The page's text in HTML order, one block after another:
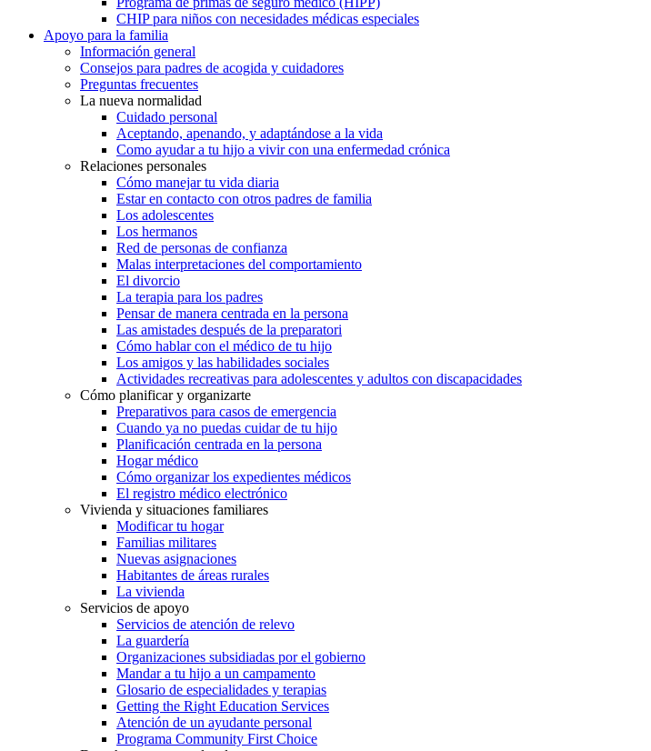
CHIP para niños con necesidades médicas especiales
Apoyo para la familia
Información general
Consejos para padres de acogida y cuidadores
Preguntas frecuentes
La nueva normalidad
Cuidado personal
Aceptando, apenando, y adaptándose a la vida
Como ayudar a tu hijo a vivir con una enfermedad crónica
Relaciones personales
Cómo manejar tu vida diaria
Estar en contacto con otros padres de familia
Los adolescentes
Los hermanos
Red de personas de confianza
Malas interpretaciones del comportamiento
El divorcio
La terapia para los padres
Pensar de manera centrada en la persona
Las amistades después de la preparatori
Cómo hablar con el médico de tu hijo
Los amigos y las habilidades sociales
Actividades recreativas para adolescentes y adultos con discapacidades
Cómo planificar y organizarte
Preparativos para casos de emergencia
Cuando ya no puedas cuidar de tu hijo
Planificación centrada en la persona
Hogar médico
Cómo organizar los expedientes médicos
El registro médico electrónico
Vivienda y situaciones familiares
Modificar tu hogar
Familias militares
Nuevas asignaciones
Habitantes de áreas rurales
La vivienda
Servicios de apoyo
Servicios de atención de relevo
La guardería
Organizaciones subsidiadas por el gobierno
Mandar a tu hijo a un campamento
Glosario de especialidades y terapias
Getting the Right Education Services
Atención de un ayudante personal
Programa Community First Choice